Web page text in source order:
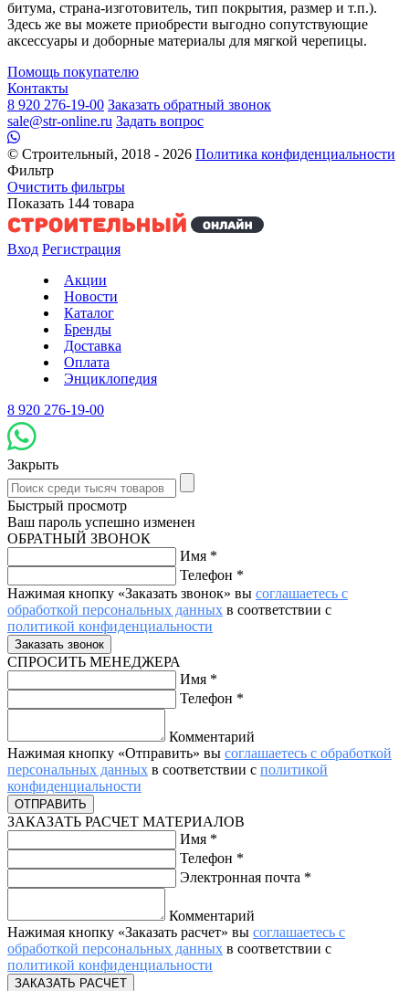
битума, страна-изготовитель, тип покрытия, размер и т.п.).
Здесь же вы можете приобрести выгодно сопутствующие
аксессуары и доборные материалы для мягкой черепицы.
Помощь покупателю
Контакты
8 920 276-19-00 Заказать обратный звонок
sale@str-online.ru Задать вопрос
© Строительный, 2018 - 2026 Политика конфиденциальности
Фильтр
Очистить фильтры
Показать 144 товара
Вход Регистрация
Акции
Новости
Каталог
Бренды
Доставка
Оплата
Энциклопедия
8 920 276-19-00
Закрыть
Быстрый просмотр
Ваш пароль успешно изменен
ОБРАТНЫЙ ЗВОНОК
Имя *
Телефон *
Нажимая кнопку «Заказать звонок» вы соглашаетесь с
обработкой персональных данных в соответствии с
политикой конфиденциальности
СПРОСИТЬ МЕНЕДЖЕРА
Имя *
Телефон *
Комментарий
Нажимая кнопку «Отправить» вы соглашаетесь с обработкой
персональных данных в соответствии с политикой
конфиденциальности
ЗАКАЗАТЬ РАСЧЕТ МАТЕРИАЛОВ
Имя *
Телефон *
Электронная почта *
Комментарий
Нажимая кнопку «Заказать расчет» вы соглашаетесь с
обработкой персональных данных в соответствии с
политикой конфиденциальности